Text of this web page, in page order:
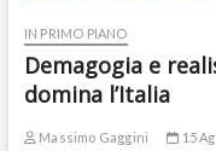
IN PRIMO PIANO
Demagogia e
domina l’Italia
Massimo Gaggini 15